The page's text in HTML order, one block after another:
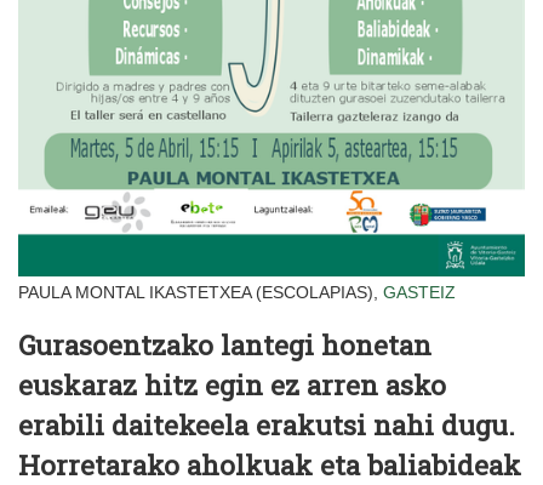
PAULA MONTAL IKASTETXEA (ESCOLAPIAS), GASTEIZ
Gurasoentzako lantegi honetan
euskaraz hitz egin ez arren asko
erabili daitekeela erakutsi nahi dugu.
Horretarako aholkuak eta baliabideak